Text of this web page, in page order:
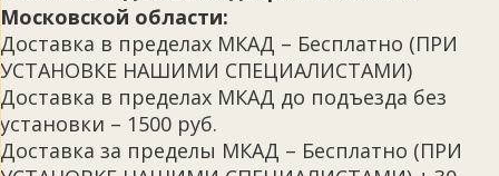
Московской области:
Доставка в пределах МКАД – Бесплатно (ПРИ
УСТАНОВКЕ НАШИМИ СПЕЦИАЛИСТАМИ)
Доставка в пределах МКАД до подъезда без
установки – 1500 руб.
Доставка за пределы МКАД – Бесплатно (ПРИ